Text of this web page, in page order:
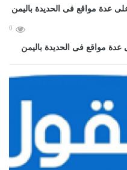
0